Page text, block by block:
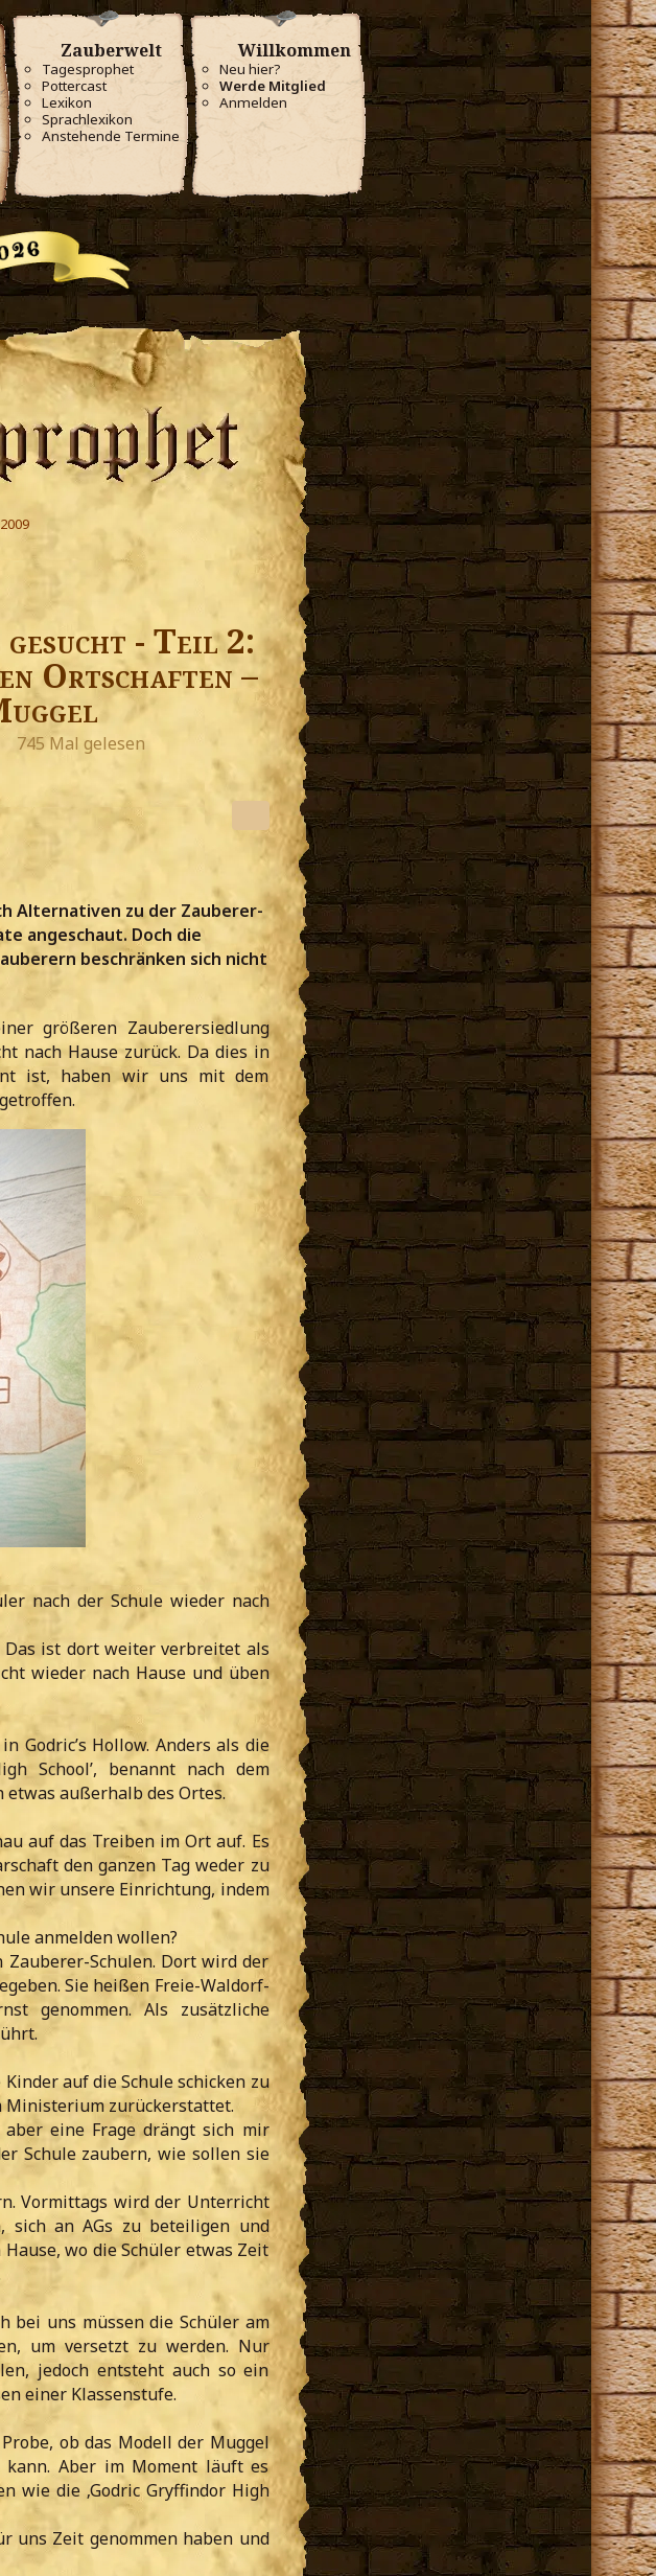
Zauberwelt
Tagesprophet
Pottercast
Lexikon
Sprachlexikon
Anstehende Termine
Willkommen
Neu hier?
Werde Mitglied
Anmelden
- Teil 2:
Ortschaften –
745 Mal gelesen
Alternativen zu der Zauberer-
angeschaut. Doch die
beschränken sich nicht
größeren Zauberersiedlung
nach Hause zurück. Da dies in
ist, haben wir uns mit dem
nach der Schule wieder nach
Das ist dort weiter verbreitet als
wieder nach Hause und üben
Godric’s Hollow. Anders als die
School’, benannt nach dem
außerhalb des Ortes.
auf das Treiben im Ort auf. Es
den ganzen Tag weder zu
wir unsere Einrichtung, indem
anmelden wollen?
Schulen. Dort wird der
Sie heißen Freie-Waldorf-
genommen. Als zusätzliche
auf die Schule schicken zu
Ministerium zurückerstattet.
eine Frage drängt sich mir
Schule zaubern, wie sollen sie
Vormittags wird der Unterricht
sich an AGs zu beteiligen und
wo die Schüler etwas Zeit
bei uns müssen die Schüler am
um versetzt zu werden. Nur
jedoch entsteht auch so ein
einer Klassenstufe.
ob das Modell der Muggel
kann. Aber im Moment läuft es
wie die ‚Godric Gryffindor High
uns Zeit genommen haben und